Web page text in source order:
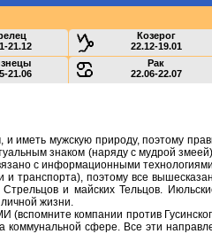
21.12
Козерог
22.12-19.01
21.06
Рак
22.06-22.07
, и иметь мужскую природу, поэтому
знаком (наряду с мудрой
с информационными
транспорта), поэтому все
и майских Тельцов.
жизни.
компании против
сфере. Все эти